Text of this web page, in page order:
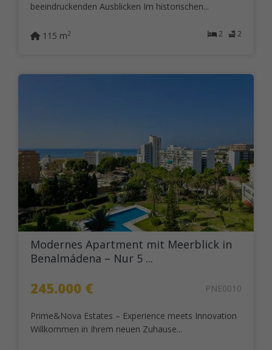
beeindruckenden Ausblicken Im historischen...
2 2
115 m2
Modernes Apartment mit Meerblick in
Benalmádena – Nur 5 ...
245.000 € PNE0010
Prime&Nova Estates – Experience meets Innovation
Willkommen in Ihrem neuen Zuhause...